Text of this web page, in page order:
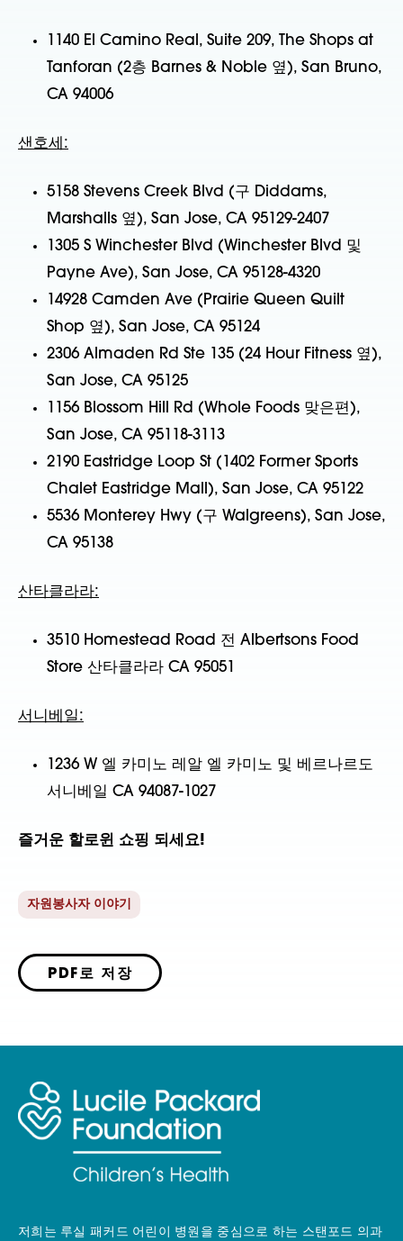
1140 El Camino Real, Suite 209, The Shops at
Tanforan (2층 Barnes & Noble 옆), San Bruno,
CA 94006
샌호세:
5158 Stevens Creek Blvd (구 Diddams,
Marshalls 옆), San Jose, CA 95129-2407
1305 S Winchester Blvd (Winchester Blvd 및
Payne Ave), San Jose, CA 95128-4320
14928 Camden Ave (Prairie Queen Quilt
Shop 옆), San Jose, CA 95124
2306 Almaden Rd Ste 135 (24 Hour Fitness 옆),
San Jose, CA 95125
1156 Blossom Hill Rd (Whole Foods 맞은편),
San Jose, CA 95118-3113
2190 Eastridge Loop St (1402 Former Sports
Chalet Eastridge Mall), San Jose, CA 95122
5536 Monterey Hwy (구 Walgreens), San Jose,
CA 95138
산타클라라:
3510 Homestead Road 전 Albertsons Food
Store 산타클라라 CA 95051
서니베일:
1236 W 엘 카미노 레알 엘 카미노 및 베르나르도
서니베일 CA 94087-1027
즐거운 할로윈 쇼핑 되세요!
자원봉사자 이야기
PDF로 저장
저희는 루실 패커드 어린이 병원을 중심으로 하는 스탠포드 의과